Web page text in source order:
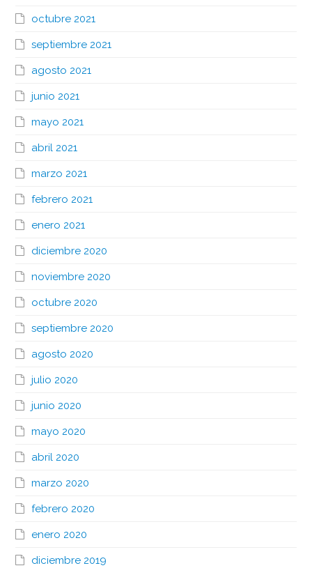
octubre 2021
septiembre 2021
agosto 2021
junio 2021
mayo 2021
abril 2021
marzo 2021
febrero 2021
enero 2021
diciembre 2020
noviembre 2020
octubre 2020
septiembre 2020
agosto 2020
julio 2020
junio 2020
mayo 2020
abril 2020
marzo 2020
febrero 2020
enero 2020
diciembre 2019